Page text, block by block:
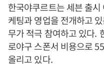
한국야쿠르트는 세븐 출
케팅과 영업을 전개하고
무가 적극 참여하고 있다.
로야구 스폰서 비용으로55
올리고 있다.